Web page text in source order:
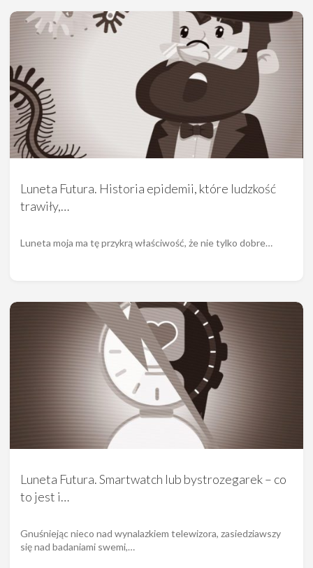
Luneta Futura. Historia epidemii, które ludzkość
trawiły,…
Luneta moja ma tę przykrą właściwość, że nie tylko dobre…
Luneta Futura. Smartwatch lub bystrozegarek – co
to jest i…
Gnuśniejąc nieco nad wynalazkiem telewizora, zasiedziawszy
się nad badaniami swemi,…